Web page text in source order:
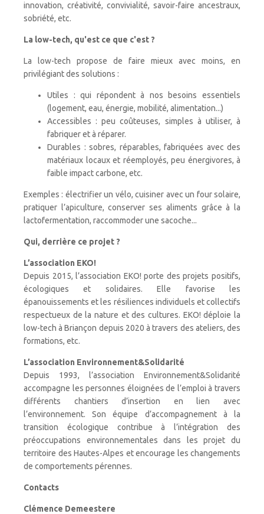
innovation, créativité, convivialité, savoir-faire ancestraux,
sobriété, etc.
La low-tech, qu'est ce que c'est ?
La low-tech propose de faire mieux avec moins, en
privilégiant des solutions :
Utiles : qui répondent à nos besoins essentiels
(logement, eau, énergie, mobilité, alimentation...)
Accessibles : peu coûteuses, simples à utiliser, à
fabriquer et à réparer.
Durables : sobres, réparables, fabriquées avec des
matériaux locaux et réemployés, peu énergivores, à
faible impact carbone, etc.
Exemples : électrifier un vélo, cuisiner avec un four solaire,
pratiquer l’apiculture, conserver ses aliments grâce à la
lactofermentation, raccommoder une sacoche...
Qui, derrière ce projet ?
L’association EKO!
Depuis 2015, l’association EKO! porte des projets positifs,
écologiques et solidaires. Elle favorise les
épanouissements et les résiliences individuels et collectifs
respectueux de la nature et des cultures. EKO! déploie la
low-tech à Briançon depuis 2020 à travers des ateliers, des
formations, etc.
L’association Environnement&Solidarité
Depuis 1993, l’association Environnement&Solidarité
accompagne les personnes éloignées de l’emploi à travers
différents chantiers d’insertion en lien avec
l’environnement. Son équipe d’accompagnement à la
transition écologique contribue à l’intégration des
préoccupations environnementales dans les projet du
territoire des Hautes-Alpes et encourage les changements
de comportements pérennes.
Contacts
Clémence Demeestere